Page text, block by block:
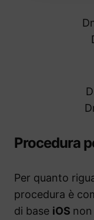
Procedura
Per quanto
procedura è
di base iOS